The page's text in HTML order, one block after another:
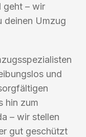
geht – wir
deinen Umzug
und
hin zum
– wir stellen
gut geschützt